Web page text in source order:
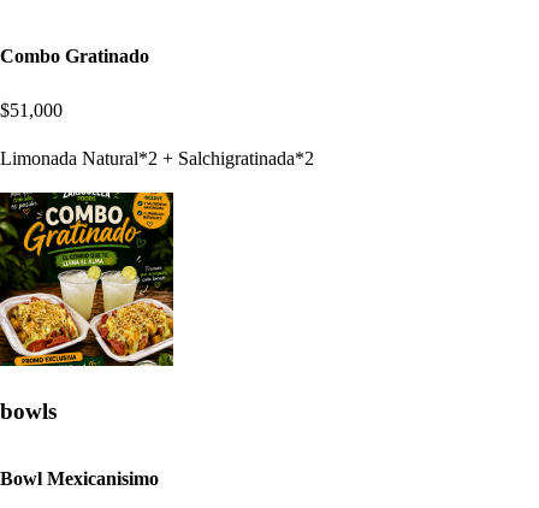
Combo Gratinado
$51,000
Limonada Natural*2 + Salchigratinada*2
bowls
Bowl Mexicanisimo